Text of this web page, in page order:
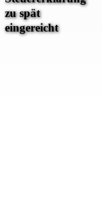
zu
spät
eingereicht
zu spät
eingereicht